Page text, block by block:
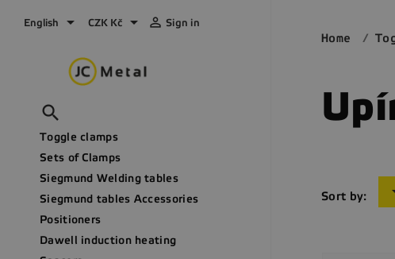
English  CZK Kč   Sign in

Toggle clamps
Sets of Clamps
Siegmund Welding tables
Siegmund tables Accessories
Positioners
Dawell induction heating
Home
Sort by: